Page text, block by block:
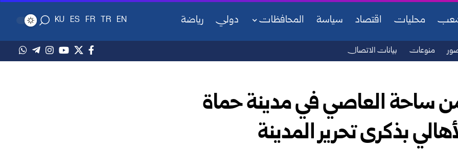
محليات اقتصاد سياسة المحافظات دولي رياضة EN
TR
FR
ES
KU
منوعات بيانات الاتصال
من ساحة العاصي في مدينة حماة
بذكرى تحرير المدينة